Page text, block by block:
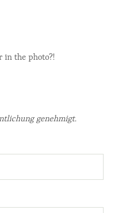
in the photo?!
genehmigt.